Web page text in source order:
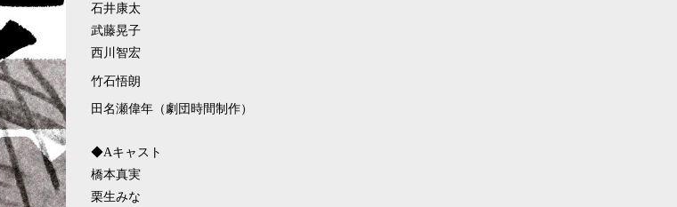
石井康太
武藤晃子
西川智宏
竹石悟朗
田名瀬偉年（劇団時間制作）
◆Aキャスト
橋本真実
栗生みな